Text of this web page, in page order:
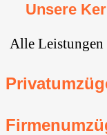
Unsere
Alle Leistungen